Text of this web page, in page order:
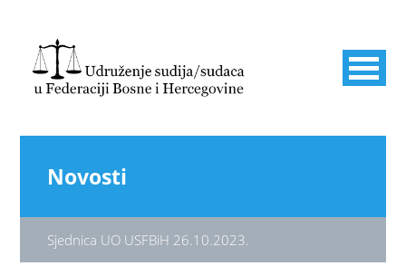
Novosti
Sjednica UO USFBiH 26.10.2023.